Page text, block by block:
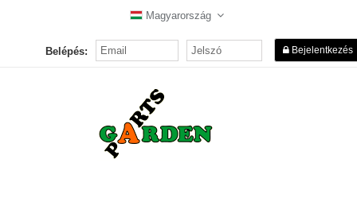
Magyarország
Belépés: Bejelentkezés